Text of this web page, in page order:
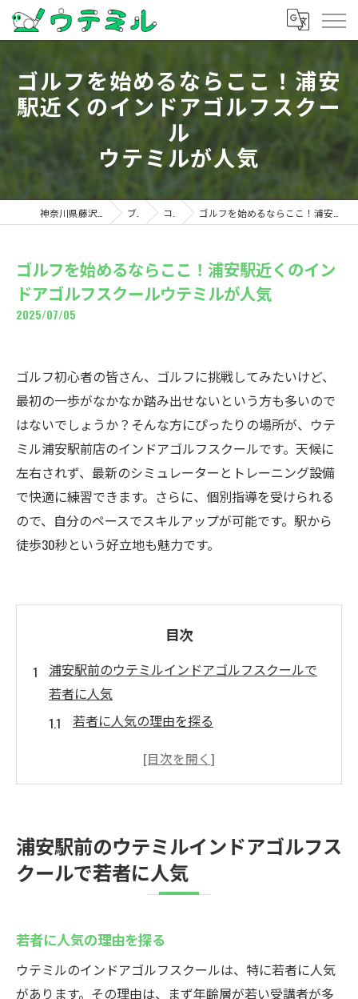
ゴルフを始めるならここ！浦安
駅近くのインドアゴルフスクー
ル
ウテミルが人気
ブログ コラム ゴルフを始めるならここ！浦安駅近くのインドアゴルフスクールウテミルが人気
ゴルフを始めるならここ！浦安駅近くのイン
ドアゴルフスクールウテミルが人気
2025/07/05
ゴルフ初心者の皆さん、ゴルフに挑戦してみたいけど、
最初の一歩がなかなか踏み出せないという方も多いので
はないでしょうか？そんな方にぴったりの場所が、ウテ
ミル浦安駅前店のインドアゴルフスクールです。天候に
左右されず、最新のシミュレーターとトレーニング設備
で快適に練習できます。さらに、個別指導を受けられる
ので、自分のペースでスキルアップが可能です。駅から
徒歩30秒という好立地も魅力です。
目次
浦安駅前のウテミルインドアゴルフスクールで
若者に人気
若者に人気の理由を探る
インドアゴルフスクールの魅力とは
参加者の声と口コミをチェック
24時間営業のインドアゴルフスクールを浦安駅
夜間練習を可能にする24時間営業
インドアゴルフの利点とは何か
最新設備での効果的な練習法
浦安駅前のウテミルインドアゴルフス
クールで若者に人気
若者に人気の理由を探る
ウテミルのインドアゴルフスクールは、特に若者に人気
があります。その理由は、まず年齢層が若い受講者が多